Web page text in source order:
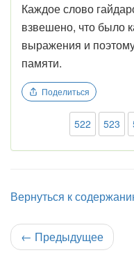
Каждое слово
взвешено, что было
выражения и
памяти.
Поделиться
522 523
Вернуться к
← Предыдущее